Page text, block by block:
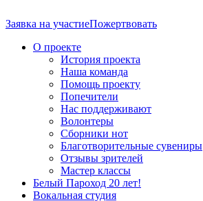
Заявка на участиеПожертвовать
О проекте
История проекта
Наша команда
Помощь проекту
Попечители
Нас поддерживают
Волонтеры
Сборники нот
Благотворительные сувениры
Отзывы зрителей
Мастер классы
Белый Пароход 20 лет!
Вокальная студия